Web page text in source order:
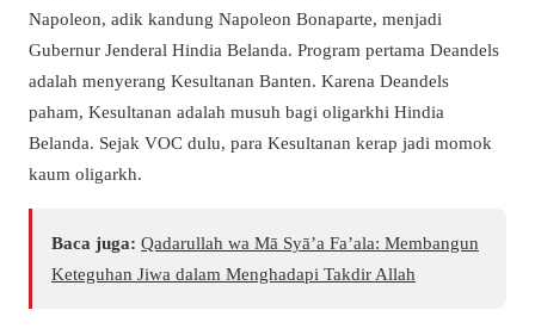
Napoleon, adik kandung Napoleon Bonaparte, menjadi
Gubernur Jenderal Hindia Belanda. Program pertama Deandels
adalah menyerang Kesultanan Banten. Karena Deandels
paham, Kesultanan adalah musuh bagi oligarkhi Hindia
Belanda. Sejak VOC dulu, para Kesultanan kerap jadi momok
kaum oligarkh.
Baca juga: Qadarullah wa Mā Syā’a Fa’ala: Membangun
Keteguhan Jiwa dalam Menghadapi Takdir Allah